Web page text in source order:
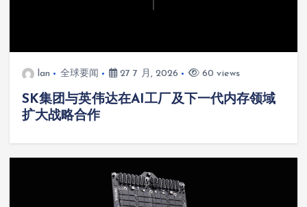
lan 全球要闻 27 7 月, 2026 60 views
SK集团与英伟达在AI工厂及下一代内存领域
扩大战略合作